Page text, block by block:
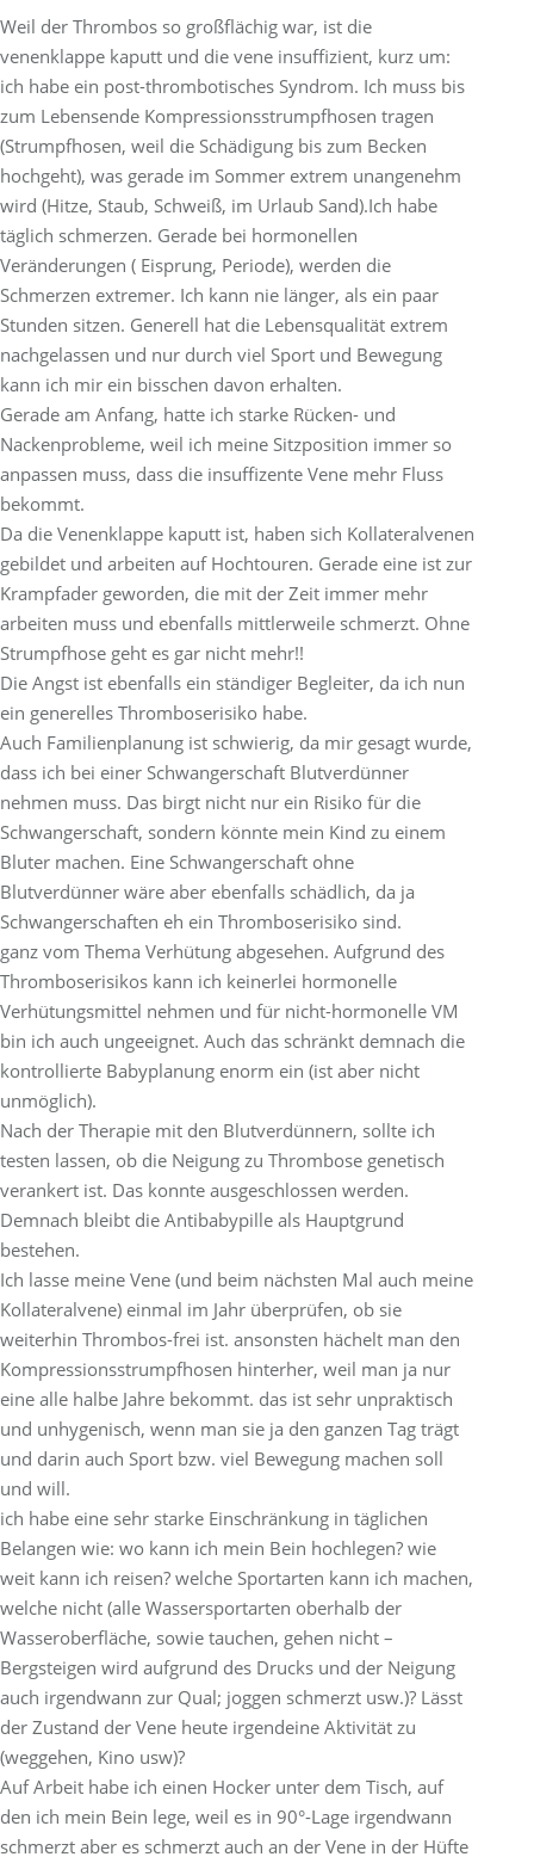
Weil der Thrombos so großflächig war, ist die
venenklappe kaputt und die vene insuffizient, kurz um:
ich habe ein post-thrombotisches Syndrom. Ich muss bis
zum Lebensende Kompressionsstrumpfhosen tragen
(Strumpfhosen, weil die Schädigung bis zum Becken
hochgeht), was gerade im Sommer extrem unangenehm
wird (Hitze, Staub, Schweiß, im Urlaub Sand).Ich habe
täglich schmerzen. Gerade bei hormonellen
Veränderungen ( Eisprung, Periode), werden die
Schmerzen extremer. Ich kann nie länger, als ein paar
Stunden sitzen. Generell hat die Lebensqualität extrem
nachgelassen und nur durch viel Sport und Bewegung
kann ich mir ein bisschen davon erhalten.
Gerade am Anfang, hatte ich starke Rücken- und
Nackenprobleme, weil ich meine Sitzposition immer so
anpassen muss, dass die insuffizente Vene mehr Fluss
bekommt.
Da die Venenklappe kaputt ist, haben sich Kollateralvenen
gebildet und arbeiten auf Hochtouren. Gerade eine ist zur
Krampfader geworden, die mit der Zeit immer mehr
arbeiten muss und ebenfalls mittlerweile schmerzt. Ohne
Strumpfhose geht es gar nicht mehr!!
Die Angst ist ebenfalls ein ständiger Begleiter, da ich nun
ein generelles Thromboserisiko habe.
Auch Familienplanung ist schwierig, da mir gesagt wurde,
dass ich bei einer Schwangerschaft Blutverdünner
nehmen muss. Das birgt nicht nur ein Risiko für die
Schwangerschaft, sondern könnte mein Kind zu einem
Bluter machen. Eine Schwangerschaft ohne
Blutverdünner wäre aber ebenfalls schädlich, da ja
Schwangerschaften eh ein Thromboserisiko sind.
ganz vom Thema Verhütung abgesehen. Aufgrund des
Thromboserisikos kann ich keinerlei hormonelle
Verhütungsmittel nehmen und für nicht-hormonelle VM
bin ich auch ungeeignet. Auch das schränkt demnach die
kontrollierte Babyplanung enorm ein (ist aber nicht
unmöglich).
Nach der Therapie mit den Blutverdünnern, sollte ich
testen lassen, ob die Neigung zu Thrombose genetisch
verankert ist. Das konnte ausgeschlossen werden.
Demnach bleibt die Antibabypille als Hauptgrund
bestehen.
Ich lasse meine Vene (und beim nächsten Mal auch meine
Kollateralvene) einmal im Jahr überprüfen, ob sie
weiterhin Thrombos-frei ist. ansonsten hächelt man den
Kompressionsstrumpfhosen hinterher, weil man ja nur
eine alle halbe Jahre bekommt. das ist sehr unpraktisch
und unhygenisch, wenn man sie ja den ganzen Tag trägt
und darin auch Sport bzw. viel Bewegung machen soll
und will.
ich habe eine sehr starke Einschränkung in täglichen
Belangen wie: wo kann ich mein Bein hochlegen? wie
weit kann ich reisen? welche Sportarten kann ich machen,
welche nicht (alle Wassersportarten oberhalb der
Wasseroberfläche, sowie tauchen, gehen nicht –
Bergsteigen wird aufgrund des Drucks und der Neigung
auch irgendwann zur Qual; joggen schmerzt usw.)? Lässt
der Zustand der Vene heute irgendeine Aktivität zu
(weggehen, Kino usw)?
Auf Arbeit habe ich einen Hocker unter dem Tisch, auf
den ich mein Bein lege, weil es in 90°-Lage irgendwann
schmerzt aber es schmerzt auch an der Vene in der Hüfte